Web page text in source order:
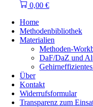
0,00 €
Home
Methodenbibliothek
Materialien
Methoden-
DaF/DaZ und
Über
Kontakt
Widerrufsformular
Transparenz zum